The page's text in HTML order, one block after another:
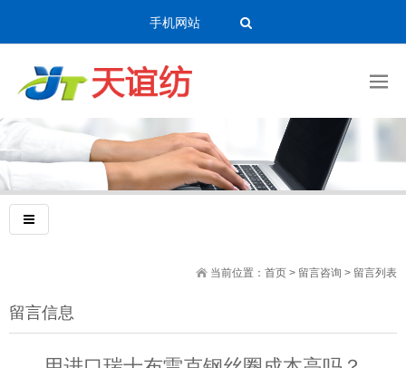
手机网站
当前位置： 首页 > 留言咨询 > 留言列表
留言信息